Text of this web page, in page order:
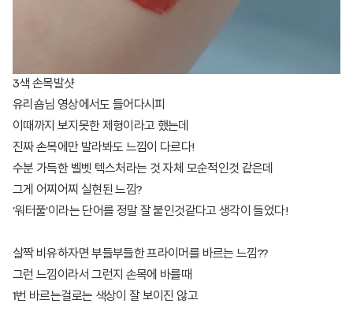
3색 손목발샷
유리숍님 영상에서도 들어다시피
이때까지 보지못한 제형이라고 했는데
진짜 손목에만 발라봐도 느낌이 다르다!
수분 가득한 벨벳 텍스처라는 것 자체 모순적인것 같은데
그게 어찌어찌 실현된 느낌?
'워터풀'이라는 단어를 정말 잘 붙인것같다고 생각이 들었다!
살짝 비유하자면 부들부들한 프라이머를 바르는 느낌??
그런 느낌이라서 그런지 손목에 바를때
1번 바르는걸로는 색상이 잘 보이진 않고